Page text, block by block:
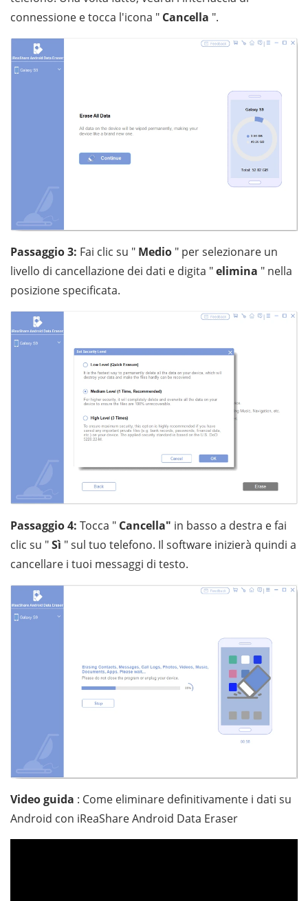
connessione e tocca l'icona " Cancella ".
Passaggio 3: Fai clic su " Medio " per selezionare un
livello di cancellazione dei dati e digita "elimina " nella
posizione specificata.
Passaggio 4: Tocca " Cancella" in basso a destra e fai
clic su "Sì " sul tuo telefono. Il software inizierà quindi a
cancellare i tuoi messaggi di testo.
Video guida : Come eliminare definitivamente i dati su
Android con iReaShare Android Data Eraser